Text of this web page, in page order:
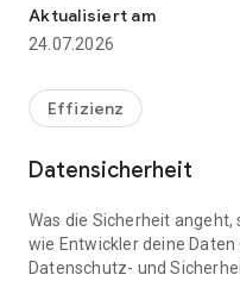
Aktualisiert am
24.07.2026
Effizienz
Datensicherheit
Was die Sicherheit
wie Entwickler deine
Datenschutz- und